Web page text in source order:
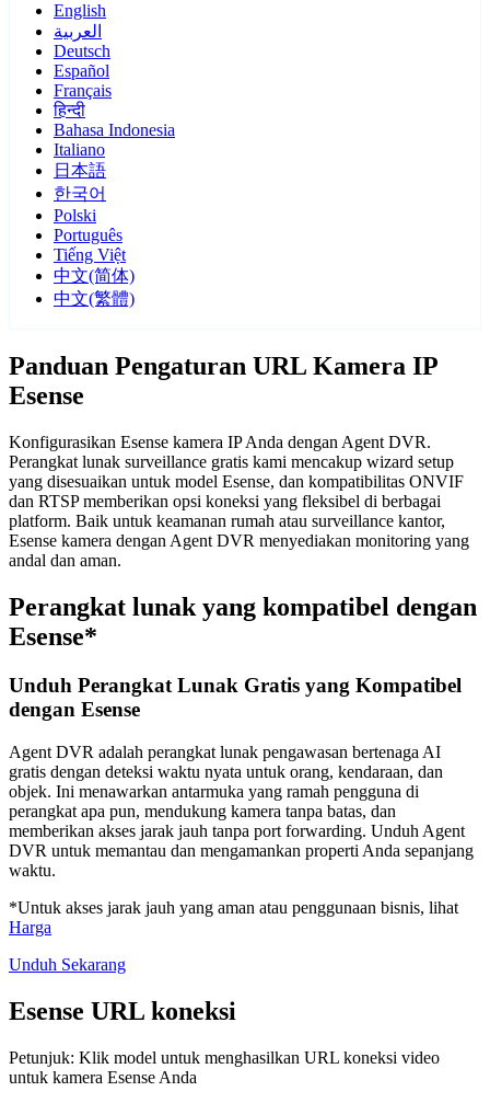
English
العربية
Deutsch
Español
Français
हिन्दी
Bahasa Indonesia
Italiano
日本語
한국어
Polski
Português
Tiếng Việt
中文(简体)
中文(繁體)
Panduan Pengaturan URL Kamera IP
Esense
Konfigurasikan Esense kamera IP Anda dengan Agent DVR.
Perangkat lunak surveillance gratis kami mencakup wizard setup
yang disesuaikan untuk model Esense, dan kompatibilitas ONVIF
dan RTSP memberikan opsi koneksi yang fleksibel di berbagai
platform. Baik untuk keamanan rumah atau surveillance kantor,
Esense kamera dengan Agent DVR menyediakan monitoring yang
andal dan aman.
Perangkat lunak yang kompatibel dengan
Esense*
Unduh Perangkat Lunak Gratis yang Kompatibel
dengan Esense
Agent DVR adalah perangkat lunak pengawasan bertenaga AI
gratis dengan deteksi waktu nyata untuk orang, kendaraan, dan
objek. Ini menawarkan antarmuka yang ramah pengguna di
perangkat apa pun, mendukung kamera tanpa batas, dan
memberikan akses jarak jauh tanpa port forwarding. Unduh Agent
DVR untuk memantau dan mengamankan properti Anda sepanjang
waktu.
*Untuk akses jarak jauh yang aman atau penggunaan bisnis, lihat
Harga
Unduh Sekarang
Esense URL koneksi
Petunjuk: Klik model untuk menghasilkan URL koneksi video
untuk kamera Esense Anda